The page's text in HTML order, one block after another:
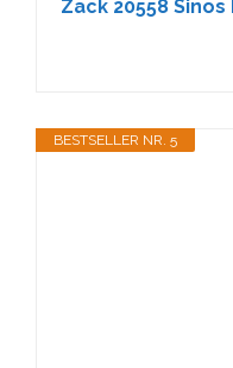
Zack 20558
BESTSELLER NR. 5